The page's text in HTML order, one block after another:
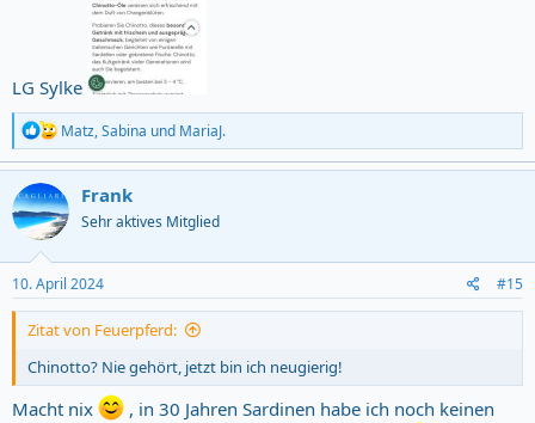
LG Sylke
R
e
a
c
t
i
n
s
:
Matz,Sabina und MariaJ.
Frank
Sehr aktives Mitglied
10. April 2024 #15
Zitat von Feuerpferd:
Chinotto? Nie gehört, jetzt bin ich neugierig!
Macht nix
, in 30 Jahren Sardinen habe ich noch keinen